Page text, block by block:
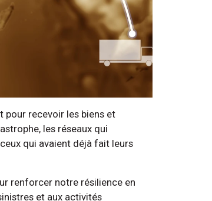
pour recevoir les biens et
les réseaux qui
qui avaient déjà fait leurs
renforcer notre résilience en
et aux activités